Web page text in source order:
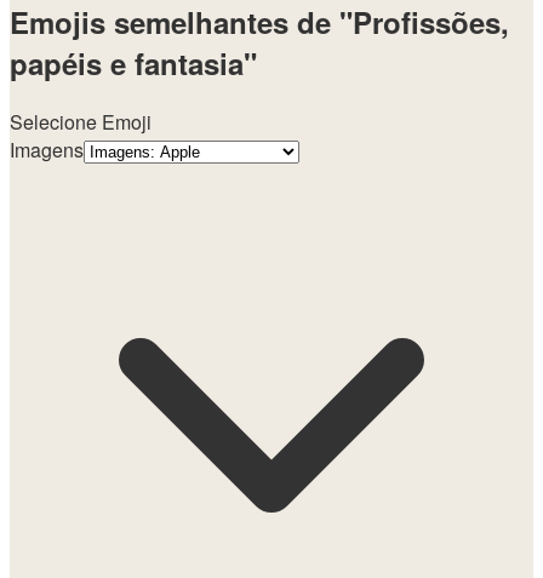
Emojis semelhantes de "Profissões,
papéis e fantasia"
Selecione Emoji
Imagens